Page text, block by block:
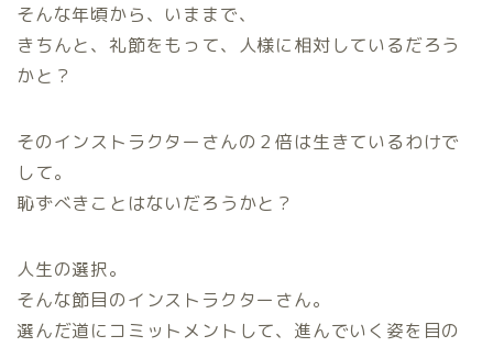
そんな年頃から、いままで、
きちんと、礼節をもって、人様に相対しているだろう
かと？
そのインストラクターさんの２倍は生きているわけで
して。
恥ずべきことはないだろうかと？
人生の選択。
そんな節目のインストラクターさん。
選んだ道にコミットメントして、進んでいく姿を目の